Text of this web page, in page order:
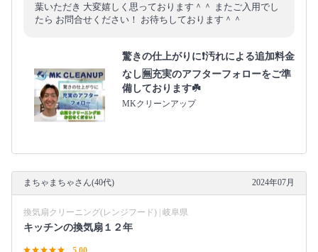
葉いただき 大変嬉しく思っております＾＾ またご入用でし
たら お問合せください！ お待ちしております＾＾
驚きの仕上がりに❗️汚れによる追加料金
なし🈚️充実のアフターフォローをご準
備しております☘️
MKクリーンアップ
まちゃまちゃさん(40代) 2024年07月
換気扇クリーニング(レンジフード) | 岐阜県
キッチンの換気扇１２年